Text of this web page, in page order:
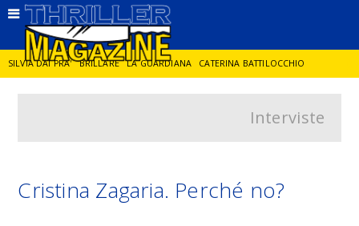
SILVIA DAI PRA' BRILLARE LA GUARDIANA CATERINA BATTILOCCHIO
GIANCARLO DE CATALDO
Interviste
Cristina Zagaria. Perché no?